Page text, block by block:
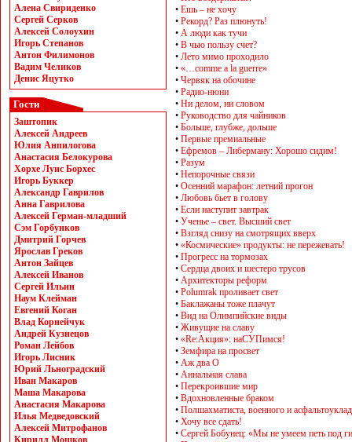
Алена Свириденко
Сергей Серков
Алексей Солоухин
Игорь Степанов
Антон Филимонов
Вадим Челиков
Денис Яцутко
Гости
Заштопик
Алексей Андреев
Юлия Анпилогова
Анастасия Белокурова
Хорхе Луис Борхес
Игорь Буккер
Александр Гаврилов
Анна Гаврилова
Алексей Герман-младший
Сэм Горбунков
Дмитрий Горчев
Ярослав Греков
Антон Зайцев
Алексей Иванов
Сергей Ильин
Наум Клейман
Евгений Коган
Влад Корнейчук
Андрей Кузнецов
Роман Лейбов
Игорь Лисник
Юрий Льноградский
Иван Макаров
Маша Макарова
Анастасия Макарова
Илья Медведовский
Алексей Митрофанов
Кирилл Мошков
• Ешь – не хочу
• Рекорд? Раз плюнуть!
• А люди как тучи
• В чью пользу счет?
• Лето мимо проходило
• «…comme a la guerre»
• Червяк на обочине
• Радио-нюни
• Ни делом, ни словом
• Руководство для чайников
• Больше, глубже, дольше
• Первые премиальные
• Ефремов – Либерману: Хорошо сидим!
• Разум
• Непорочные связи
• Осенний марафон: летний прогон
• Любовь бьет в голову
• Если наступит завтрак
• Ученье – свет. Высший свет
• Взгляд снизу на смотрящих вверх
• «Космические» продукты: не пережевать!
• Прогресс на тормозах
• Сердца двоих и шестеро трусов
• Архитекторы реформ
• Polumrak проливает свет
• Баклажаны тоже плачут
• Вид на Олимпийские виды
• Живущие на славу
• «Rе:Акция»: наСУПимся!
• Земфира на просвет
• Аж два О
• Аннальная слава
• Перекроившие мир
• Вдохновленные браком
• Полшахматиста, военного и
• Хочу все сдать!
• Сергей Бобунец: «Мы не умеем петь под